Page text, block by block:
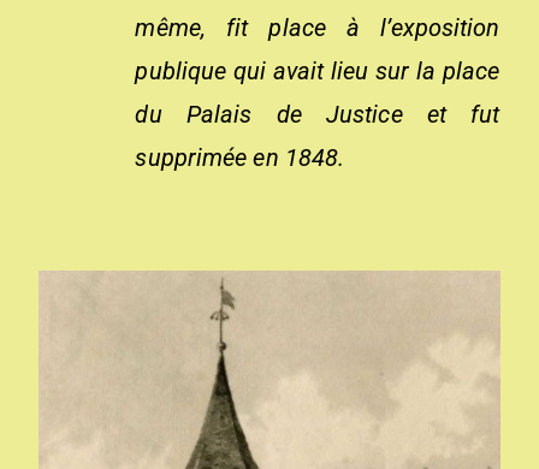
même, fit place à l’exposition
publique qui avait lieu sur la place
du Palais de Justice et fut
supprimée en 1848.